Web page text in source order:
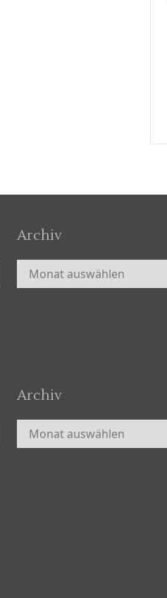
Archiv
Archiv
Archiv
Archiv